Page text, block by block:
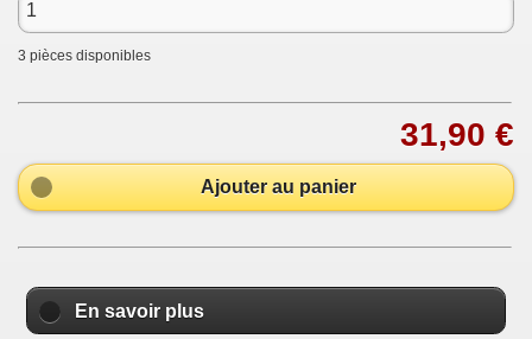
3 pièces disponibles
31,90 €
Ajouter au panier
En savoir plus